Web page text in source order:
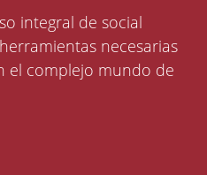
integral de social
necesarias
el complejo mundo de